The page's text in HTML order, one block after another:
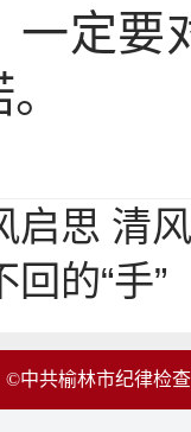
一定要
启思 清
回的“手”
©中共榆林市纪律检